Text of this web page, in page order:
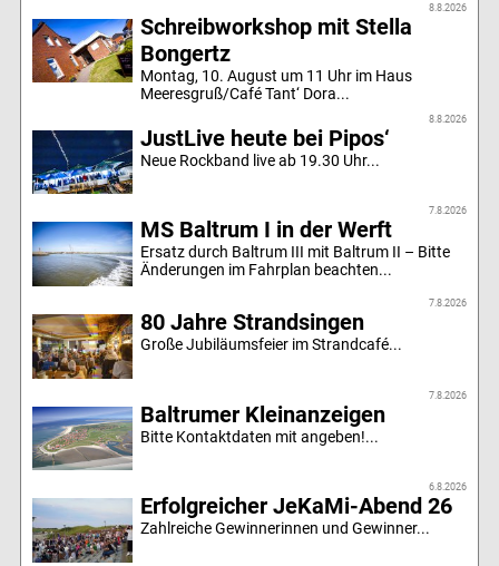
8.8.2026
Schreibworkshop mit Stella
Bongertz
Montag, 10. August um 11 Uhr im Haus
Meeresgruß/Café Tant‘ Dora...
8.8.2026
JustLive heute bei Pipos‘
Neue Rockband live ab 19.30 Uhr...
7.8.2026
MS Baltrum I in der Werft
Ersatz durch Baltrum III mit Baltrum II – Bitte
Änderungen im Fahrplan beachten...
7.8.2026
80 Jahre Strandsingen
Große Jubiläumsfeier im Strandcafé...
7.8.2026
Baltrumer Kleinanzeigen
Bitte Kontaktdaten mit angeben!...
6.8.2026
Erfolgreicher JeKaMi-Abend 26
Zahlreiche Gewinnerinnen und Gewinner...